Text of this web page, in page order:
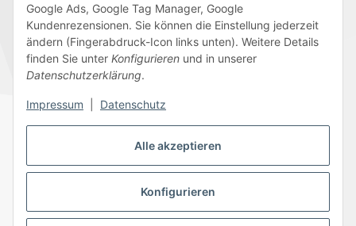
Alle akzeptieren
Konfigurieren
Google Ads, Google Tag Manager, Google
Kundenrezensionen. Sie können die Einstellung jederzeit
ändern (Fingerabdruck-Icon links unten). Weitere Details
finden Sie unter Konfigurieren und in unserer
Datenschutzerklärung.
Impressum Datenschutz
Folge uns
DatenschutzAGBSitemapImpressum
BatteriegesetzhinweiseWiderrufsrecht